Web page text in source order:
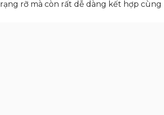
rạng rỡ mà còn rất dễ dàng kết hợp cùng